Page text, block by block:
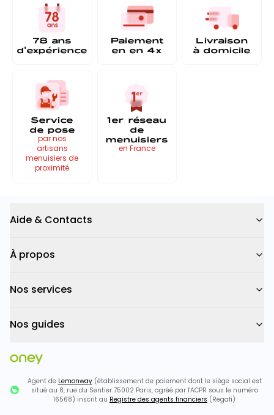
78 ans
d'expérience
Paiement
en en 4x
Livraison
à domicile
Service
de pose
par nos
artisans
menuisiers de
proximité
1er réseau
de
menuisiers
en France
Aide & Contacts
À propos
Nos services
Nos guides
Agent de Lemonway(établissement de paiement dont le siège social est
situé au 8, rue du Sentier 75002 Paris, agréé par l'ACPR sous le numéro
16568) inscrit au Registre des agents financiers (Regafi)